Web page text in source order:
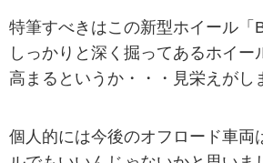
特筆すべきはこの新型ホイール「
しっかりと深く掘ってあるホイー
高まるというか・・・見栄えがし
個人的には今後のオフロード車両